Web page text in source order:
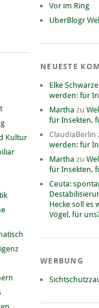
Kultur
Vor im Ring
UberBlogr
NEUESTE
Elke
werden: für
Martha zu
für Insekten,
ClaudiaBerlin
werden: für
Martha zu
für Insekten,
Ceuta:
Hecke soll es
Vögel, für
WERBUNG